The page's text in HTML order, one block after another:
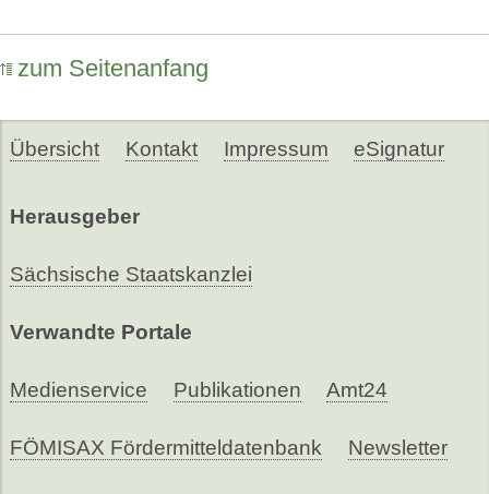
zum Seitenanfang
Übersicht Kontakt Impressum eSignatur
Herausgeber
Sächsische Staatskanzlei
Verwandte Portale
Medienservice Publikationen Amt24
FÖMISAX Fördermitteldatenbank Newsletter